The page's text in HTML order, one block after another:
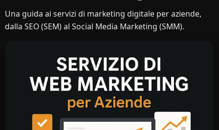
Una guida ai servizi di marketing digitale per aziende,
dalla SEO (SEM) al Social Media Marketing (SMM).